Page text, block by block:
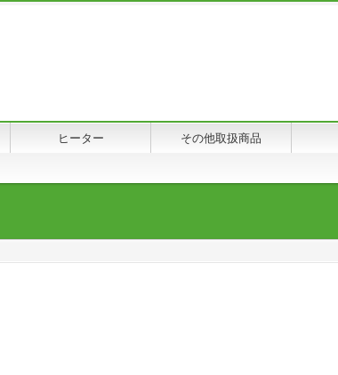
ヒーター その他取扱商品